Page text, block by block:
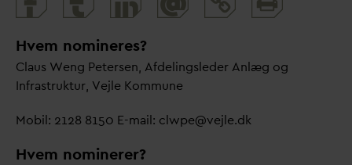
and
Hvem nomineres?
Claus Weng Petersen, Afdelingsleder Anlæg og
Infrastruktur, Vejle Kommune
Mobil: 2128 8150 E-mail: clwpe@vejle.dk
Hvem nominerer?